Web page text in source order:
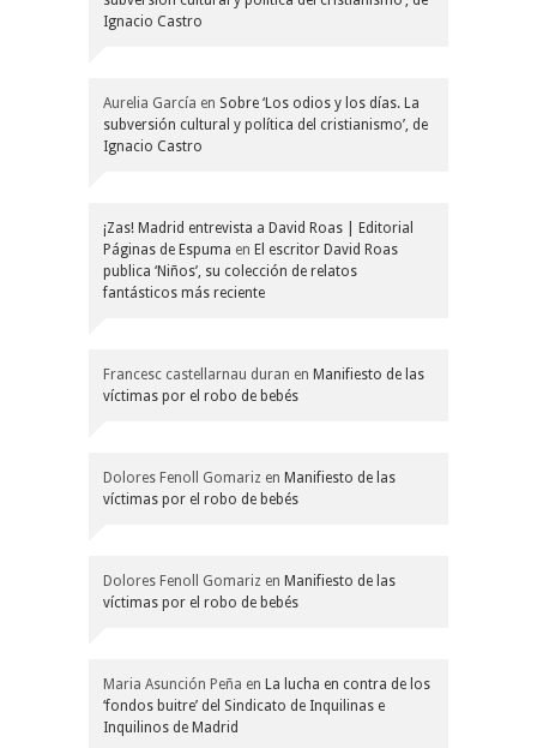
Ignacio Castro
Aurelia García en Sobre ‘Los odios y los días. La
subversión cultural y política del cristianismo’, de
Ignacio Castro
¡Zas! Madrid entrevista a David Roas | Editorial
Páginas de Espuma en El escritor David Roas
publica ‘Niños’, su colección de relatos
fantásticos más reciente
Francesc castellarnau duran en Manifiesto de las
víctimas por el robo de bebés
Dolores Fenoll Gomariz en Manifiesto de las
víctimas por el robo de bebés
Dolores Fenoll Gomariz en Manifiesto de las
víctimas por el robo de bebés
Maria Asunción Peña en La lucha en contra de los
‘fondos buitre’ del Sindicato de Inquilinas e
Inquilinos de Madrid